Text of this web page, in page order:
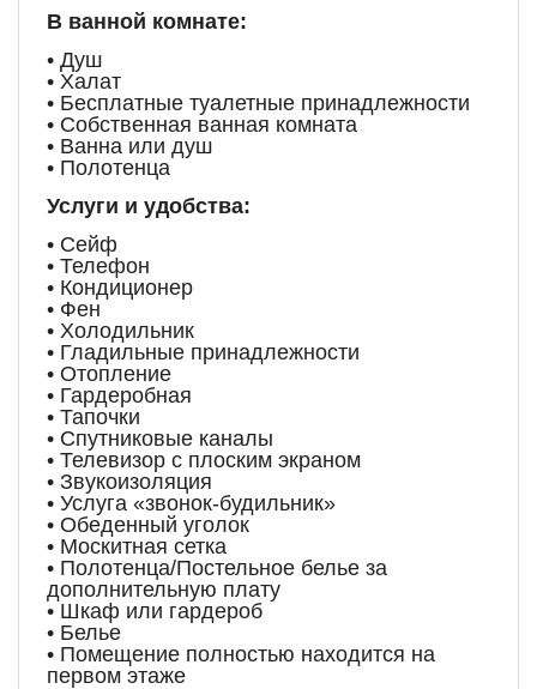
В ванной комнате:
• Душ
• Халат
• Бесплатные туалетные принадлежности
• Собственная ванная комната
• Ванна или душ
• Полотенца
Услуги и удобства:
• Сейф
• Телефон
• Кондиционер
• Фен
• Холодильник
• Гладильные принадлежности
• Отопление
• Гардеробная
• Тапочки
• Спутниковые каналы
• Телевизор с плоским экраном
• Звукоизоляция
• Услуга «звонок-будильник»
• Обеденный уголок
• Москитная сетка
• Полотенца/Постельное белье за
дополнительную плату
• Шкаф или гардероб
• Белье
• Помещение полностью находится на
первом этаже